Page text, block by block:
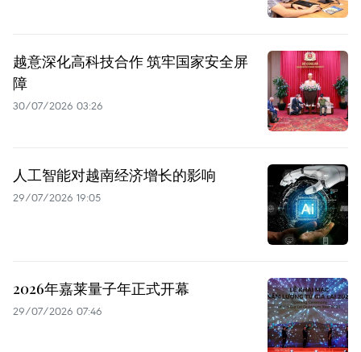
越意深化高科技合作 筑牢国家安全屏
障
30/07/2026 03:26
人工智能对越南经济增长的影响
29/07/2026 19:05
2026年嘉莱量子年正式开幕
29/07/2026 07:46